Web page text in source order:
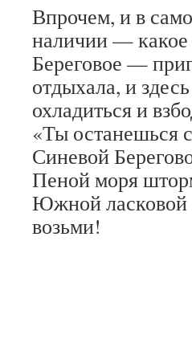
Впрочем, и в
наличии —
Береговое —
отдыхала, и
охладиться и
«Ты останешься
Синевой
Пеной моря
Южной ласковой
возьми!